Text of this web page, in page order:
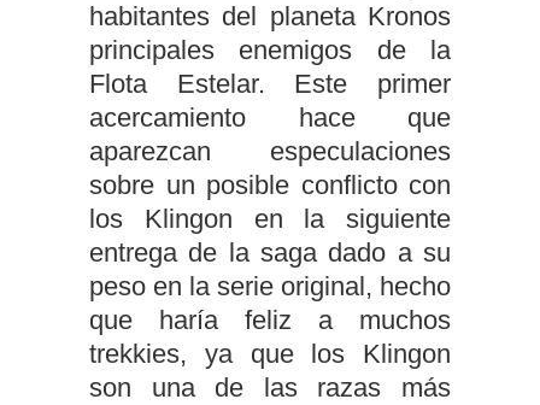
habitantes del planeta Kronos
principales enemigos de la
Flota Estelar. Este primer
acercamiento hace que
aparezcan especulaciones
sobre un posible conflicto con
los Klingon en la siguiente
entrega de la saga dado a su
peso en la serie original, hecho
que haría feliz a muchos
trekkies, ya que los Klingon
son una de las razas más